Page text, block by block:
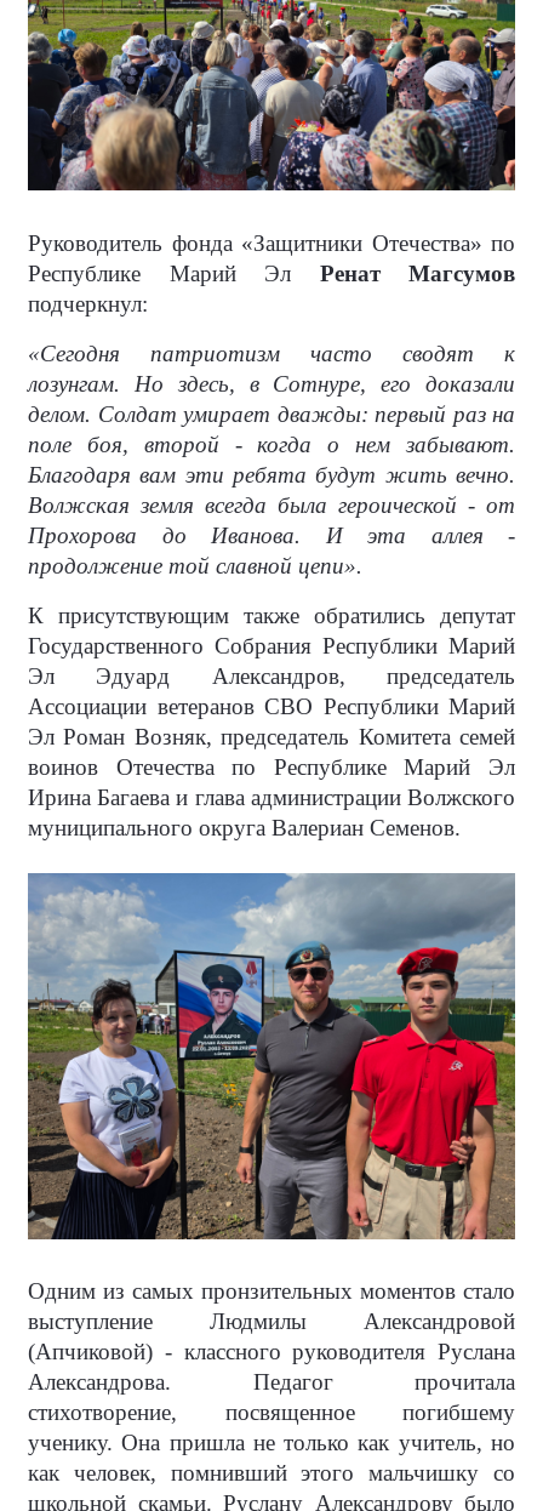
Руководитель фонда «Защитники Отечества» по
Республике Марий Эл Ренат Магсумов
подчеркнул:
«Сегодня патриотизм часто сводят к
лозунгам. Но здесь, в Сотнуре, его доказали
делом. Солдат умирает дважды: первый раз на
поле боя, второй - когда о нем забывают.
Благодаря вам эти ребята будут жить вечно.
Волжская земля всегда была героической - от
Прохорова до Иванова. И эта аллея -
продолжение той славной цепи».
К присутствующим также обратились депутат
Государственного Собрания Республики Марий
Эл Эдуард Александров, председатель
Ассоциации ветеранов СВО Республики Марий
Эл Роман Возняк, председатель Комитета семей
воинов Отечества по Республике Марий Эл
Ирина Багаева и глава администрации Волжского
муниципального округа Валериан Семенов.
Одним из самых пронзительных моментов стало
выступление Людмилы Александровой
(Апчиковой) - классного руководителя Руслана
Александрова. Педагог прочитала
стихотворение, посвященное погибшему
ученику. Она пришла не только как учитель, но
как человек, помнивший этого мальчишку со
школьной скамьи. Руслану Александрову было